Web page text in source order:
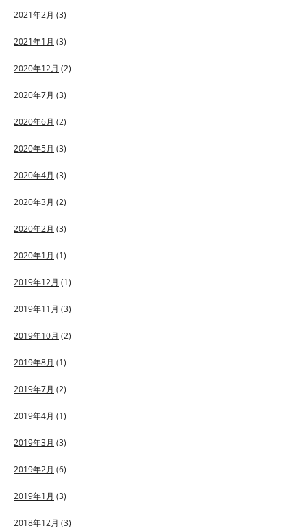
2021年2月 (3)
2021年1月 (3)
2020年12月 (2)
2020年7月 (3)
2020年6月 (2)
2020年5月 (3)
2020年4月 (3)
2020年3月 (2)
2020年2月 (3)
2020年1月 (1)
2019年12月 (1)
2019年11月 (3)
2019年10月 (2)
2019年8月 (1)
2019年7月 (2)
2019年4月 (1)
2019年3月 (3)
2019年2月 (6)
2019年1月 (3)
2018年12月 (3)